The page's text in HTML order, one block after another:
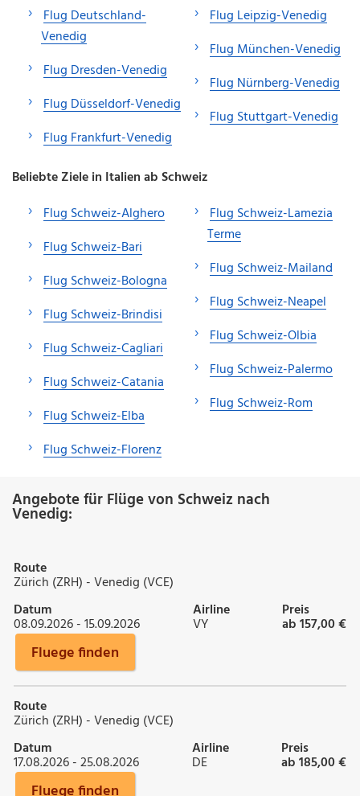
Flug Deutschland-
Venedig
Flug Dresden-Venedig
Flug Düsseldorf-Venedig
Flug Frankfurt-Venedig
Flug Leipzig-Venedig
Flug München-Venedig
Flug Nürnberg-Venedig
Flug Stuttgart-Venedig
Beliebte Ziele in Italien ab Schweiz
Flug Schweiz-Alghero
Flug Schweiz-Bari
Flug Schweiz-Bologna
Flug Schweiz-Brindisi
Flug Schweiz-Cagliari
Flug Schweiz-Catania
Flug Schweiz-Elba
Flug Schweiz-Florenz
Flug Schweiz-Lamezia
Terme
Flug Schweiz-Mailand
Flug Schweiz-Neapel
Flug Schweiz-Olbia
Flug Schweiz-Palermo
Flug Schweiz-Rom
Angebote für Flüge von Schweiz nach
Venedig:
Route
Zürich (ZRH) - Venedig (VCE)
Datum
08.09.2026 - 15.09.2026
Airline
VY
Preis
ab 157,00 €
Fluege finden
Route
Zürich (ZRH) - Venedig (VCE)
Datum
17.08.2026 - 25.08.2026
Airline
DE
Preis
ab 185,00 €